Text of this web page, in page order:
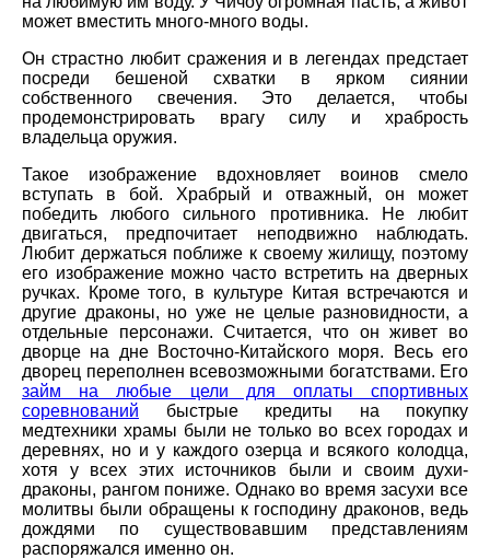
может вместить много-много воды.
Он страстно любит сражения и в легендах предстает
посреди бешеной схватки в ярком сиянии
собственного свечения. Это делается, чтобы
продемонстрировать врагу силу и храбрость
владельца оружия.
Такое изображение вдохновляет воинов смело
вступать в бой. Храбрый и отважный, он может
победить любого сильного противника. Не любит
двигаться, предпочитает неподвижно наблюдать.
Любит держаться поближе к своему жилищу, поэтому
его изображение можно часто встретить на дверных
ручках. Кроме того, в культуре Китая встречаются и
другие драконы, но уже не целые разновидности, а
отдельные персонажи. Считается, что он живет во
дворце на дне Восточно-Китайского моря. Весь его
дворец переполнен всевозможными богатствами. Его
займ на любые цели для оплаты спортивных
соревнований быстрые кредиты на покупку
медтехники храмы были не только во всех городах и
деревнях, но и у каждого озерца и всякого колодца,
хотя у всех этих источников были и своим духи-
драконы, рангом пониже. Однако во время засухи все
молитвы были обращены к господину драконов, ведь
дождями по существовавшим представлениям
распоряжался именно он.